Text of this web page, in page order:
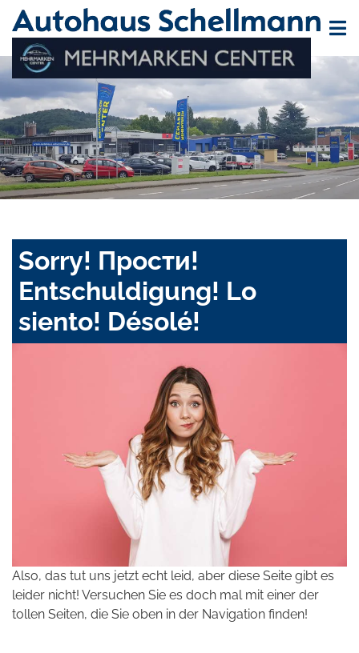
Sorry! Прости!
Entschuldigung! Lo
siento! Désolé!
Also, das tut uns jetzt echt leid, aber diese Seite gibt es
leider nicht! Versuchen Sie es doch mal mit einer der
tollen Seiten, die Sie oben in der Navigation finden!